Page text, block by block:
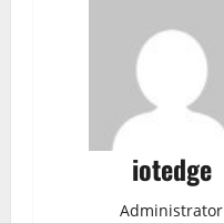
iotedge
Administrator